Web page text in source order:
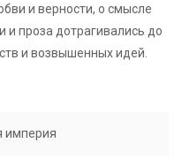
и верности, о смысле
и проза дотрагивались до
и возвышенных идей.
империя